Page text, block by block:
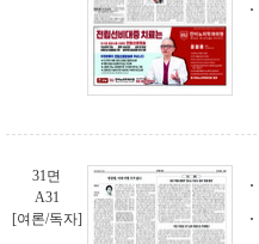
31면
A31
[여론/독자]